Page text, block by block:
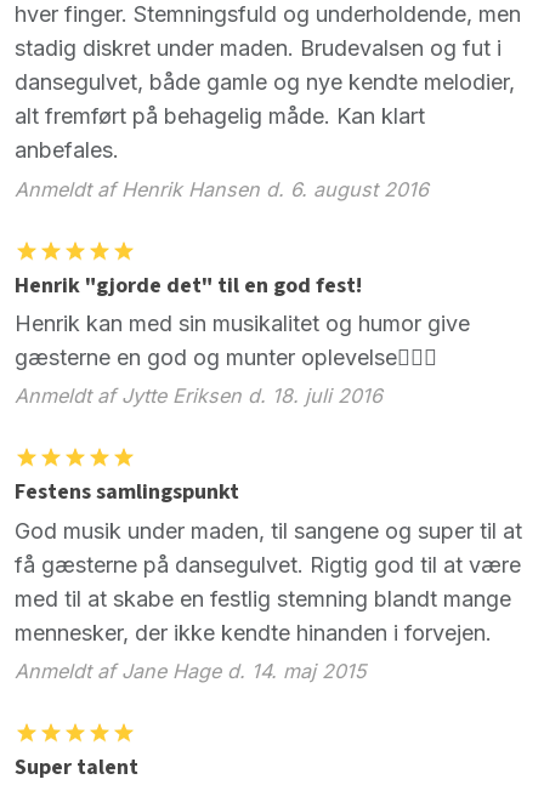
hver finger. Stemningsfuld og underholdende, men
stadig diskret under maden. Brudevalsen og fut i
dansegulvet, både gamle og nye kendte melodier,
alt fremført på behagelig måde. Kan klart
anbefales.
Anmeldt af Henrik Hansen d. 6. august 2016
Henrik "gjorde det" til en god fest!
Henrik kan med sin musikalitet og humor give
gæsterne en god og munter oplevelse👍🏻😄
Anmeldt af Jytte Eriksen d. 18. juli 2016
Festens samlingspunkt
God musik under maden, til sangene og super til at
få gæsterne på dansegulvet. Rigtig god til at være
med til at skabe en festlig stemning blandt mange
mennesker, der ikke kendte hinanden i forvejen.
Anmeldt af Jane Hage d. 14. maj 2015
Super talent